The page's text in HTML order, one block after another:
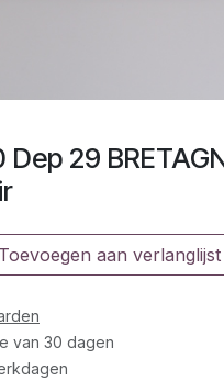
Dep 29
Toevoegen aan verlanglijst
van 30 dagen